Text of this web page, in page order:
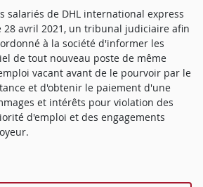
salariés de DHL international express
28 avril 2021, un tribunal judiciaire afin
à la société d'informer les
de tout nouveau poste de même
vacant avant de le pourvoir par le
et d'obtenir le paiement d'une
et intérêts pour violation des
d'emploi et des engagements